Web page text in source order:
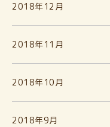
2018年12月
2018年11月
2018年10月
2018年9月